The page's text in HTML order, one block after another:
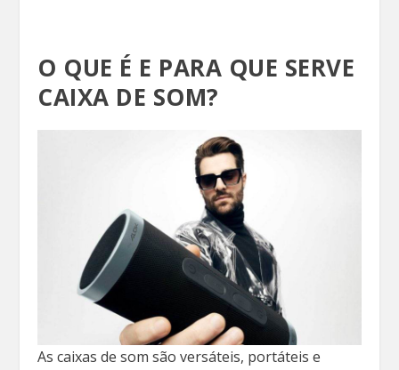
O QUE É E PARA QUE SERVE
CAIXA DE SOM?
As caixas de som são versáteis, portáteis e